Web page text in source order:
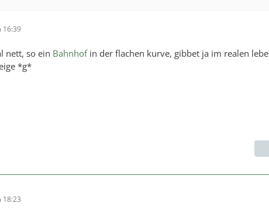
16:39
nett, so ein Bahnhofin der flachen kurve, gibbet ja im realen
*g*
18:23